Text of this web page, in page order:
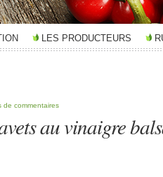
LES PRODUCTEURS
de commentaires
au vinaigre